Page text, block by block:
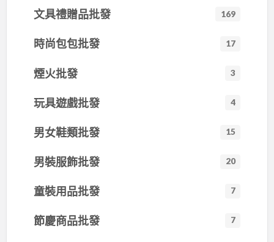
文具禮贈品批發 169
時尚包包批發 17
煙火批發 3
玩具遊戲批發 4
男女鞋類批發 15
男裝服飾批發 20
童裝用品批發 7
節慶商品批發 7